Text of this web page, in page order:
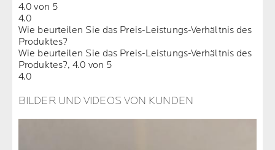
4.0 von 5
4.0
Wie beurteilen Sie das Preis-Leistungs-Verhältnis des
Produktes?
Wie beurteilen Sie das Preis-Leistungs-Verhältnis des
Produktes?, 4.0 von 5
4.0
BILDER UND VIDEOS VON KUNDEN